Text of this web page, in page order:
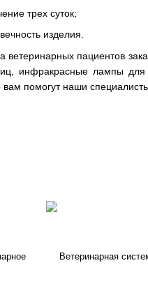
трех суток;
изделия.
пациентов
инфракрасные лампы для
помогут наши